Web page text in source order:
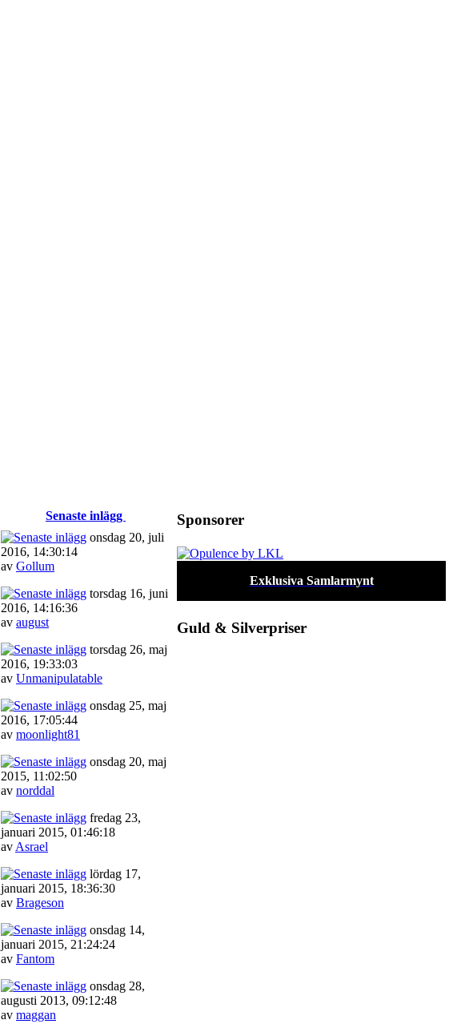
Senaste inlägg
onsdag 20, juli
2016, 14:30:14
av Gollum
torsdag 16, juni
2016, 14:16:36
av august
torsdag 26, maj
2016, 19:33:03
av Unmanipulatable
onsdag 25, maj
2016, 17:05:44
av moonlight81
onsdag 20, maj
2015, 11:02:50
av norddal
fredag 23,
januari 2015, 01:46:18
av Asrael
lördag 17,
januari 2015, 18:36:30
av Brageson
onsdag 14,
januari 2015, 21:24:24
av Fantom
onsdag 28,
augusti 2013, 09:12:48
av maggan
Sponsorer
Exklusiva Samlarmynt
Guld & Silverpriser